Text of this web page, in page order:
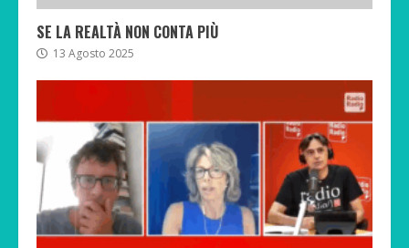
SE LA REALTÀ NON CONTA PIÙ
13 Agosto 2025